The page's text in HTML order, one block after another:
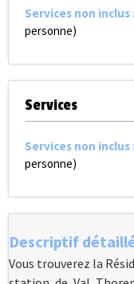
Services non inclus
personne)
Services
Services non inclus
personne)
Descriptif
Vous trouverez la